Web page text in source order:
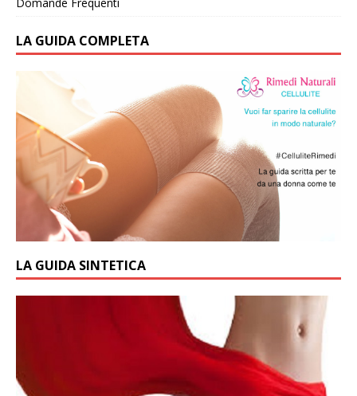
LA GUIDA COMPLETA
LA GUIDA SINTETICA